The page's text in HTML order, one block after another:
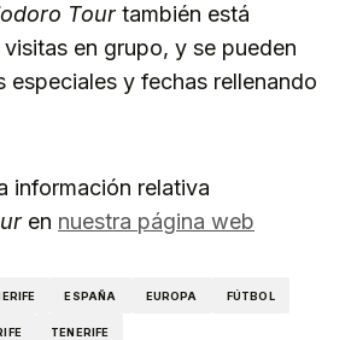
Tourtambién está
en grupo, y se pueden
especiales y fechas rellenando
información relativa
en nuestra página web
ESPAÑA EUROPA FÚTBOL
TENERIFE